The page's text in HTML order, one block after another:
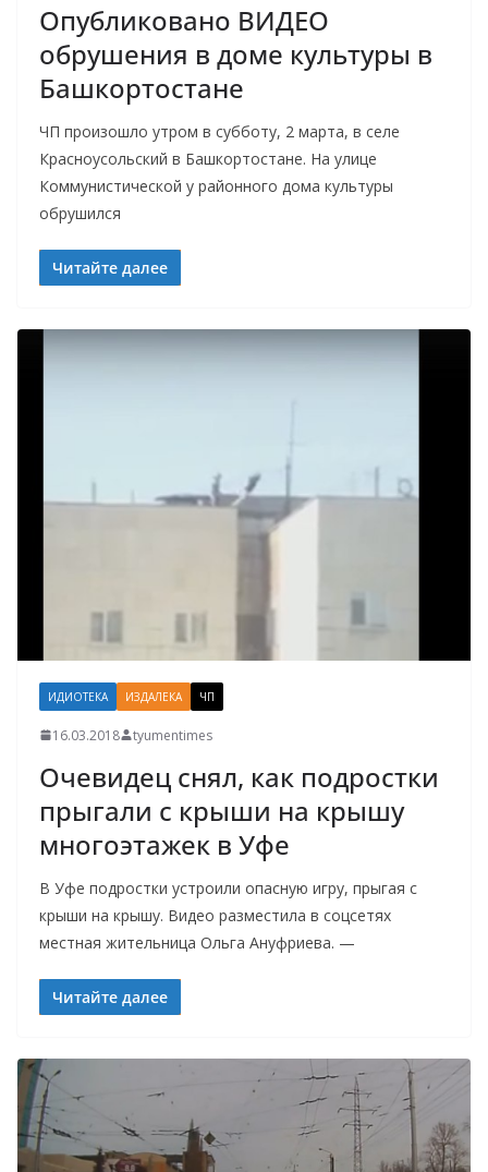
Опубликовано ВИДЕО
обрушения в доме культуры в
Башкортостане
ЧП произошло утром в субботу, 2 марта, в селе
Красноусольский в Башкортостане. На улице
Коммунистической у районного дома культуры
обрушился
Читайте далее
ИДИОТЕКА ИЗДАЛЕКА ЧП
16.03.2018 tyumentimes
Очевидец снял, как подростки
прыгали с крыши на крышу
многоэтажек в Уфе
В Уфе подростки устроили опасную игру, прыгая с
крыши на крышу. Видео разместила в соцсетях
местная жительница Ольга Ануфриева. —
Читайте далее